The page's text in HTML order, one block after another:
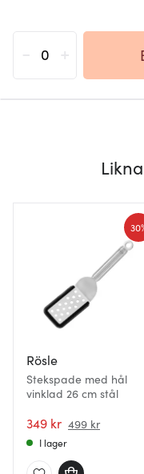
Rösle
Stekspade med hål
vinklad 26 cm stål
349 kr 499 kr
I lager